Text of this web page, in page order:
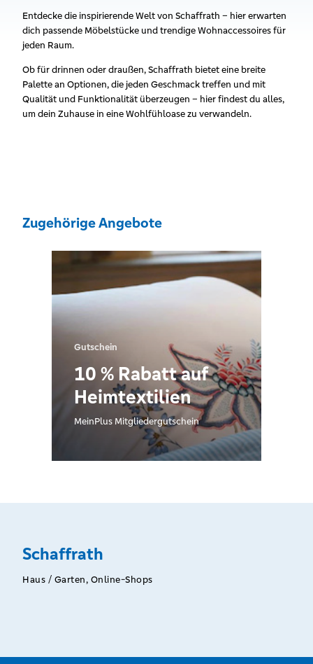
Entdecke die inspirierende Welt von Schaffrath – hier erwarten
dich passende Möbelstücke und trendige Wohnaccessoires für
jeden Raum.
Ob für drinnen oder draußen, Schaffrath bietet eine breite
Palette an Optionen, die jeden Geschmack treffen und mit
Qualität und Funktionalität überzeugen – hier findest du alles,
um dein Zuhause in eine Wohlfühloase zu verwandeln.
Zugehörige Angebote
Gutschein
10 % Rabatt auf
Heimtextilien
MeinPlus Mitgliedergutschein
Schaffrath
Haus / Garten, Online-Shops